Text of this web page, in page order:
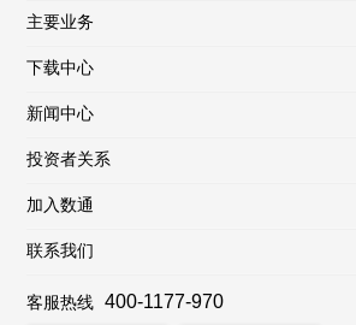
主要业务
下载中心
新闻中心
投资者关系
加入数通
联系我们
客服热线 400-1177-970